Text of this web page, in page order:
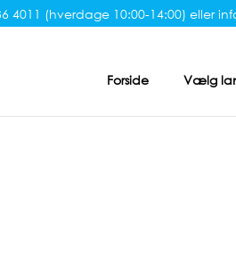
4011 (hverdage 10:00-14:00) eller
Forside Vælg